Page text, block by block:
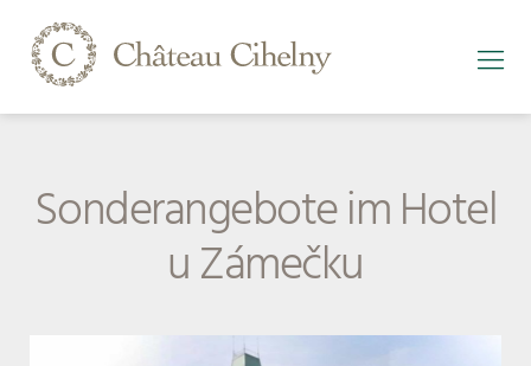
Sonderangebote im Hotel
u Zámečku